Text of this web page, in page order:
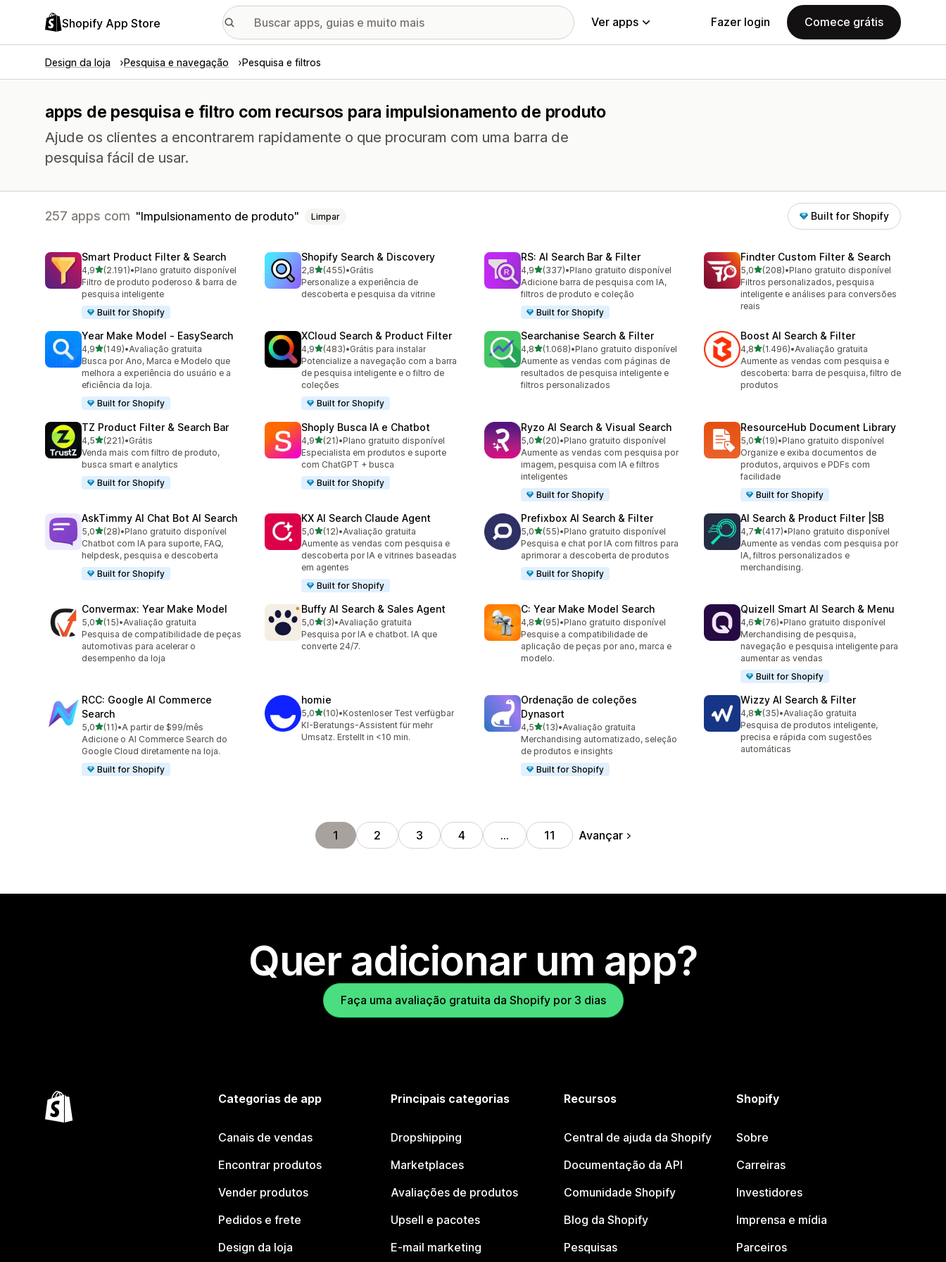
Shopify App Store Ver apps Fazer login Comece grátis
Design da loja Pesquisa e navegação Pesquisa e filtros
apps de pesquisa e filtro com recursos para impulsionamento de produto
Ajude os clientes a encontrarem rapidamente o que procuram com uma barra de
pesquisa fácil de usar.
257 apps com Impulsionamento de produto Limpar Built for Shopify
Smart Product Filter & Search
4,9de 5 estrelas
(2.191)
2191 avaliações ao todo
•Plano gratuito disponível
Filtro de produto poderoso & barra de
pesquisa inteligente
Built for Shopify
Shopify Search & Discovery
2,8de 5 estrelas
(455)
455 avaliações ao todo
•Grátis
Personalize a experiência de
descoberta e pesquisa da vitrine
RS: AI Search Bar & Filter
4,9de 5 estrelas
(337)
337 avaliações ao todo
•Plano gratuito disponível
Adicione barra de pesquisa com IA,
filtros de produto e coleção
Built for Shopify
Findter Custom Filter & Search
5,0de 5 estrelas
(208)
208 avaliações ao todo
•Plano gratuito disponível
Filtros personalizados, pesquisa
inteligente e análises para conversões
reais
Year Make Model ‑ EasySearch
4,9de 5 estrelas
(149)
149 avaliações ao todo
•Avaliação gratuita
Busca por Ano, Marca e Modelo que
melhora a experiência do usuário e a
eficiência da loja.
Built for Shopify
XCloud Search & Product Filter
4,9de 5 estrelas
(483)
483 avaliações ao todo
•Grátis para instalar
Potencialize a navegação com a barra
de pesquisa inteligente e o filtro de
coleções
Built for Shopify
Searchanise Search & Filter
4,8de 5 estrelas
(1.068)
1068 avaliações ao todo
•Plano gratuito disponível
Aumente as vendas com páginas de
resultados de pesquisa inteligente e
filtros personalizados
Boost AI Search & Filter
4,8de 5 estrelas
(1.496)
1496 avaliações ao todo
•Avaliação gratuita
Aumente as vendas com pesquisa e
descoberta: barra de pesquisa, filtro de
produtos
TZ Product Filter & Search Bar
4,5de 5 estrelas
(221)
221 avaliações ao todo
•Grátis
Venda mais com filtro de produto,
busca smart e analytics
Built for Shopify
Shoply Busca IA e Chatbot
4,9de 5 estrelas
(21)
21 avaliações ao todo
•Plano gratuito disponível
Especialista em produtos e suporte
com ChatGPT + busca
Built for Shopify
Ryzo AI Search & Visual Search
5,0de 5 estrelas
(20)
20 avaliações ao todo
•Plano gratuito disponível
Aumente as vendas com pesquisa por
imagem, pesquisa com IA e filtros
inteligentes
Built for Shopify
ResourceHub Document Library
5,0de 5 estrelas
(19)
19 avaliações ao todo
•Plano gratuito disponível
Organize e exiba documentos de
produtos, arquivos e PDFs com
facilidade
Built for Shopify
AskTimmy AI Chat Bot AI Search
5,0de 5 estrelas
(28)
28 avaliações ao todo
•Plano gratuito disponível
Chatbot com IA para suporte, FAQ,
helpdesk, pesquisa e descoberta
Built for Shopify
KX AI Search Claude Agent
5,0de 5 estrelas
(12)
12 avaliações ao todo
•Avaliação gratuita
Aumente as vendas com pesquisa e
descoberta por IA e vitrines baseadas
em agentes
Built for Shopify
Prefixbox AI Search & Filter
5,0de 5 estrelas
(55)
55 avaliações ao todo
•Plano gratuito disponível
Pesquisa e chat por IA com filtros para
aprimorar a descoberta de produtos
Built for Shopify
AI Search & Product Filter |SB
4,7de 5 estrelas
(417)
417 avaliações ao todo
•Plano gratuito disponível
Aumente as vendas com pesquisa por
IA, filtros personalizados e
merchandising.
Convermax: Year Make Model
5,0de 5 estrelas
(15)
15 avaliações ao todo
•Avaliação gratuita
Pesquisa de compatibilidade de peças
automotivas para acelerar o
desempenho da loja
Buffy AI Search & Sales Agent
5,0de 5 estrelas
(3)
3 avaliações ao todo
•Avaliação gratuita
Pesquisa por IA e chatbot. IA que
converte 24/7.
C: Year Make Model Search
4,8de 5 estrelas
(95)
95 avaliações ao todo
•Plano gratuito disponível
Pesquise a compatibilidade de
aplicação de peças por ano, marca e
modelo.
Quizell Smart AI Search & Menu
4,6de 5 estrelas
(76)
76 avaliações ao todo
•Plano gratuito disponível
Merchandising de pesquisa,
navegação e pesquisa inteligente para
aumentar as vendas
Built for Shopify
RCC: Google AI Commerce
Search
5,0de 5 estrelas
(11)
11 avaliações ao todo
•A partir de $99/mês
Adicione o AI Commerce Search do
Google Cloud diretamente na loja.
Built for Shopify
homie
5,0de 5 estrelas
(10)
10 avaliações ao todo
•Kostenloser Test verfügbar
KI-Beratungs-Assistent für mehr
Umsatz. Erstellt in <10 min.
Ordenação de coleções
Dynasort
4,5de 5 estrelas
(13)
13 avaliações ao todo
•Avaliação gratuita
Merchandising automatizado, seleção
de produtos e insights
Built for Shopify
Wizzy AI Search & Filter
4,8de 5 estrelas
(35)
35 avaliações ao todo
•Avaliação gratuita
Pesquisa de produtos inteligente,
precisa e rápida com sugestões
automáticas
1 2 3 4 … 11 Avançar
Quer adicionar um app?
Faça uma avaliação gratuita da Shopify por 3 dias
Categorias de app
Canais de vendas
Encontrar produtos
Vender produtos
Pedidos e frete
Design da loja
Principais categorias
Dropshipping
Marketplaces
Avaliações de produtos
Upsell e pacotes
E-mail marketing
Recursos
Central de ajuda da Shopify
Documentação da API
Comunidade Shopify
Blog da Shopify
Pesquisas
Shopify
Sobre
Carreiras
Investidores
Imprensa e mídia
Parceiros